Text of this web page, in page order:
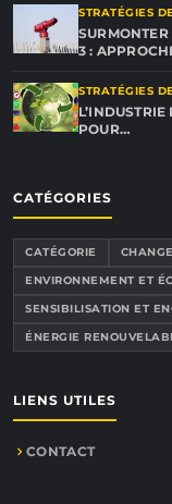
STRATÉGIES
3 :
STRATÉGIES
POUR…
CATÉGORIES
CATÉGORIE
ENVIRONNEMENT ET
SENSIBILISATION ET
ÉNERGIE
LIENS UTILES
CONTACT